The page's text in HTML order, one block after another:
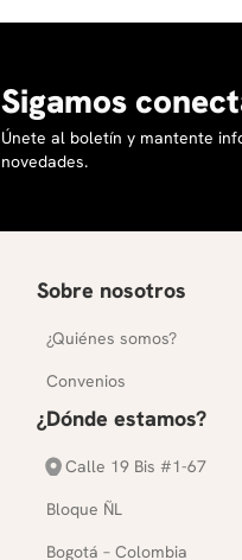
Sigamos
Únete al boletín y mantente
novedades.
Sobre nosotros
¿Quiénes somos?
Convenios
¿Dónde estamos?
Calle 19 Bis #1-67
Bloque ÑL
Bogotá – Colombia